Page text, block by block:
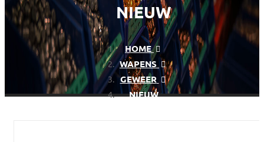
NIEUW
HOME
WAPENS
GEWEER
NIEUW